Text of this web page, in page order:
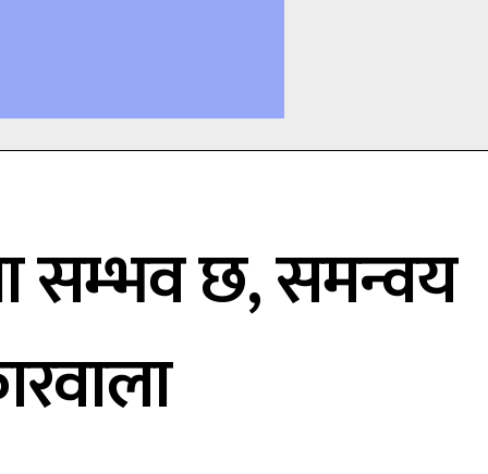
सम्भव छ, समन्वय